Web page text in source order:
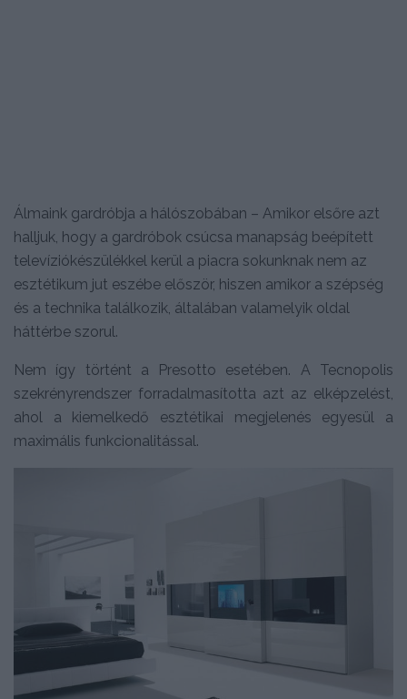
Álmaink gardróbja a hálószobában – Amikor elsőre azt
halljuk, hogy a gardróbok csúcsa manapság beépített
televíziókészülékkel kerül a piacra sokunknak nem az
esztétikum jut eszébe először, hiszen amikor a szépség
és a technika találkozik, általában valamelyik oldal
háttérbe szorul.
Nem így történt a Presotto esetében. A Tecnopolis
szekrényrendszer forradalmasította azt az elképzelést,
ahol a kiemelkedő esztétikai megjelenés egyesül a
maximális funkcionalitással.